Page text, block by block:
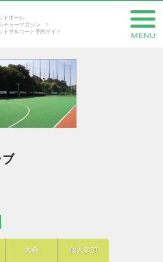
トボール
チャーマガジン ×
トサルコート予約サイト
ブ
大会 個人参加